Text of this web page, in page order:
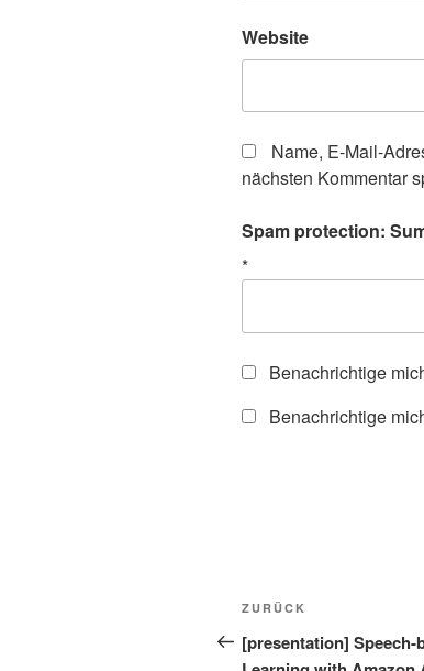
Website
Name, E-Mail-
nächsten Kommentar
Spam protection:
*
Benachrichtige
Benachrichtige
Vorheriger
Beitrag
ZURÜCK
[presentation] Speech-